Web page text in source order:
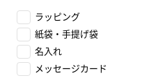
ラッピング
紙袋・手提げ袋
名入れ
メッセージカード